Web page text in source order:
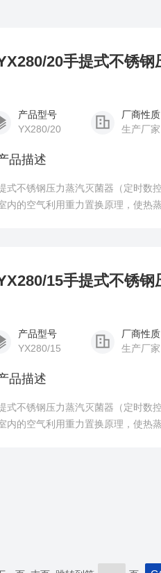
20手提式不锈钢
产品型号
YX280/20
厂商性质
生产厂家
品描述
式不锈钢压力蒸汽灭菌器（定时数
内的空气利用重力置换原理，使热
15手提式不锈钢
产品型号
YX280/15
厂商性质
生产厂家
品描述
式不锈钢压力蒸汽灭菌器（定时数
内的空气利用重力置换原理，使热